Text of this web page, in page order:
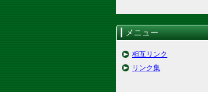
メニュー
相互リンク
リンク集